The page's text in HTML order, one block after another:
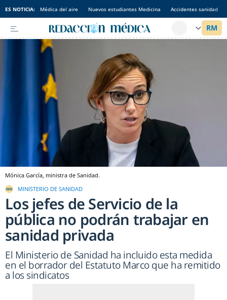
ES NOTICIA: Médica del aire Nuevos estudiantes Medicina Accidentes sanidad
Mónica García, ministra de Sanidad.
MINISTERIO DE SANIDAD
Los jefes de Servicio de la
pública no podrán trabajar en
sanidad privada
El Ministerio de Sanidad ha incluido esta medida
en el borrador del Estatuto Marco que ha remitido
a los sindicatos